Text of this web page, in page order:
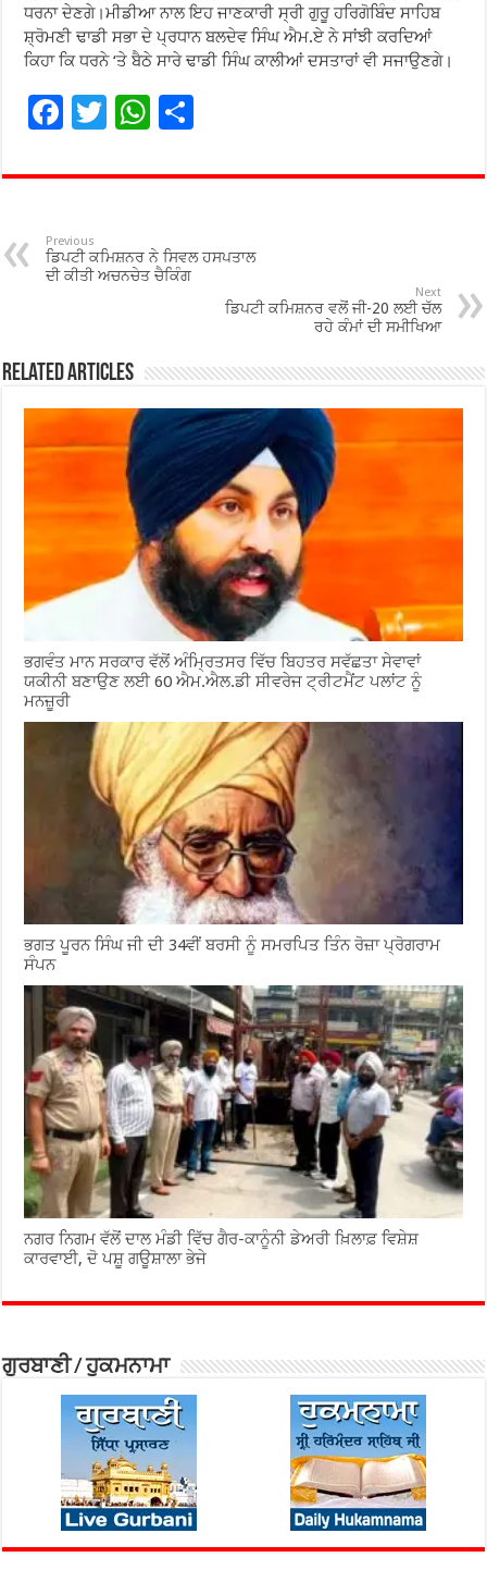
ਧਰਨਾ ਦੇਣਗੇ।ਮੀਡੀਆ ਨਾਲ ਇਹ ਜਾਣਕਾਰੀ ਸ੍ਰੀ ਗੁਰੂ ਹਰਿਗੋਬਿੰਦ ਸਾਹਿਬ
ਸ਼੍ਰੋਮਣੀ ਢਾਡੀ ਸਭਾ ਦੇ ਪ੍ਰਧਾਨ ਬਲਦੇਵ ਸਿੰਘ ਐਮ.ਏ ਨੇ ਸਾਂਝੀ ਕਰਦਿਆਂ
ਕਿਹਾ ਕਿ ਧਰਨੇ ‘ਤੇ ਬੈਠੇ ਸਾਰੇ ਢਾਡੀ ਸਿੰਘ ਕਾਲੀਆਂ ਦਸਤਾਰਾਂ ਵੀ ਸਜਾਉਣਗੇ।
F
e
o
o
T
tt
W
at
p
p
ar
Previous
ਡਿਪਟੀ ਕਮਿਸ਼ਨਰ ਨੇ ਸਿਵਲ ਹਸਪਤਾਲ
ਦੀ ਕੀਤੀ ਅਚਨਚੇਤ ਚੈਕਿੰਗ
Next
ਡਿਪਟੀ ਕਮਿਸ਼ਨਰ ਵਲੋਂ ਜੀ-20 ਲਈ ਚੱਲ
ਰਹੇ ਕੰਮਾਂ ਦੀ ਸਮੀਖਿਆ
Related Articles
ਭਗਵੰਤ ਮਾਨ ਸਰਕਾਰ ਵੱਲੋਂ ਅੰਮ੍ਰਿਤਸਰ ਵਿੱਚ ਬਿਹਤਰ ਸਵੱਛਤਾ ਸੇਵਾਵਾਂ
ਯਕੀਨੀ ਬਣਾਉਣ ਲਈ 60 ਐਮ.ਐਲ.ਡੀ ਸੀਵਰੇਜ ਟ੍ਰੀਟਮੈਂਟ ਪਲਾਂਟ ਨੂੰ
ਮਨਜ਼ੂਰੀ
ਭਗਤ ਪੂਰਨ ਸਿੰਘ ਜੀ ਦੀ 34ਵੀਂ ਬਰਸੀ ਨੂੰ ਸਮਰਪਿਤ ਤਿੰਨ ਰੋਜ਼ਾ ਪ੍ਰੋਗਰਾਮ
ਸੰਪਨ
ਨਗਰ ਨਿਗਮ ਵੱਲੋਂ ਦਾਲ ਮੰਡੀ ਵਿੱਚ ਗੈਰ-ਕਾਨੂੰਨੀ ਡੇਅਰੀ ਖ਼ਿਲਾਫ਼ ਵਿਸ਼ੇਸ਼
ਕਾਰਵਾਈ, ਦੋ ਪਸ਼ੂ ਗਊਸ਼ਾਲਾ ਭੇਜੇ
ਗੁਰਬਾਣੀ / ਹੁਕਮਨਾਮਾ